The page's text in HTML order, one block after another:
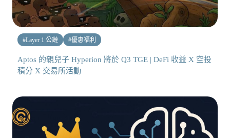
#Layer 1 公鏈 #優惠福利
Aptos 的親兒子 Hyperion 將於 Q3 TGE | DeFi 收益 X 空投
積分 X 交易所活動